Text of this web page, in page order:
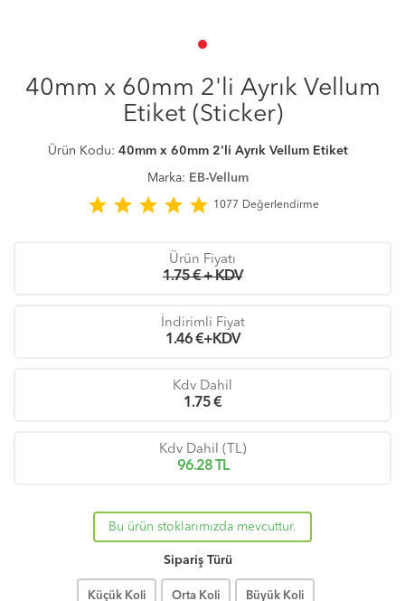
40mm x 60mm 2'li Ayrık Vellum
Etiket (Sticker)
Ürün Kodu: 40mm x 60mm 2'li Ayrık Vellum Etiket
Marka: EB-Vellum
star star star star star 1077 Değerlendirme
Ürün Fiyatı
1.75 € + KDV
İndirimli Fiyat
1.46€+KDV
Kdv Dahil
1.75€
Kdv Dahil (TL)
96.28TL
Bu ürün stoklarımızda mevcuttur.
Sipariş Türü
Küçük Koli Orta Koli Büyük Koli